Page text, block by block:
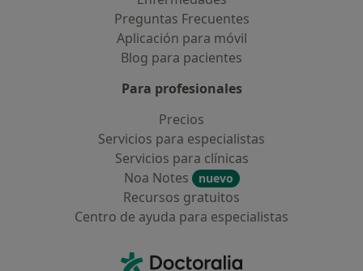
Preguntas Frecuentes
Aplicación para móvil
Blog para pacientes
Para profesionales
Precios
Servicios para especialistas
Servicios para clínicas
Noa Notes
nuevo
Recursos gratuitos
Centro de ayuda para especialistas
Doctoralia - Página de inicio